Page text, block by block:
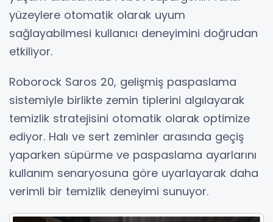
yüzeylere otomatik olarak uyum
sağlayabilmesi kullanıcı deneyimini doğrudan
etkiliyor.
Roborock Saros 20, gelişmiş paspaslama
sistemiyle birlikte zemin tiplerini algılayarak
temizlik stratejisini otomatik olarak optimize
ediyor. Halı ve sert zeminler arasında geçiş
yaparken süpürme ve paspaslama ayarlarını
kullanım senaryosuna göre uyarlayarak daha
verimli bir temizlik deneyimi sunuyor.